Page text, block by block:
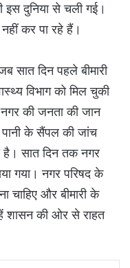
इस दुनिया से चली गई।
नहीं कर पा रहे हैं।
सात दिन पहले बीमारी
विभाग को मिल चुकी
नगर की जनता की जान
पानी के सैंपल की जांच
है। सात दिन तक नगर
गया। नगर परिषद के
चाहिए और बीमारी के
शासन की ओर से राहत